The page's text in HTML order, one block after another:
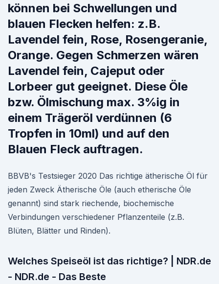
können bei Schwellungen und
blauen Flecken helfen: z.B.
Lavendel fein, Rose, Rosengeranie,
Orange. Gegen Schmerzen wären
Lavendel fein, Cajeput oder
Lorbeer gut geeignet. Diese Öle
bzw. Ölmischung max. 3%ig in
einem Trägeröl verdünnen (6
Tropfen in 10ml) und auf den
Blauen Fleck auftragen.
BBVB's Testsieger 2020 Das richtige ätherische Öl für
jeden Zweck Ätherische Öle (auch etherische Öle
genannt) sind stark riechende, biochemische
Verbindungen verschiedener Pflanzenteile (z.B.
Blüten, Blätter und Rinden).
Welches Speiseöl ist das richtige? | NDR.de
- NDR.de - Das Beste